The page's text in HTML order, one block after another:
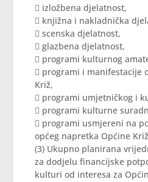
 izložbena djelatnost,
 knjižna i nakladnička
 scenska djelatnost,
 glazbena djelatnost,
 programi kulturnog
 programi i manifestacije
Križ,
 programi umjetničkog i
 programi kulturne
 programi usmjereni na
općeg napretka Općine
(3) Ukupno planirana
za dodjelu financijske
kulturi od interesa za